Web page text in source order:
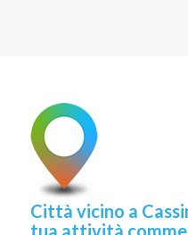
Città vicino a